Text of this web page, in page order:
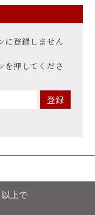
に登録しません
を押してくださ
上で